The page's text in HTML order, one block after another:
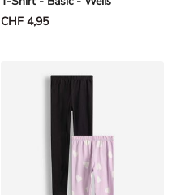
CHF 4,95